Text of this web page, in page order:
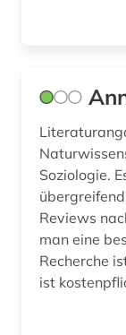
Soziologie.
Reviews
man eine
Recherche
ist